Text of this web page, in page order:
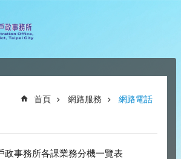
首頁 網路服務 網路電話
政事務所各課業務分機一覽表